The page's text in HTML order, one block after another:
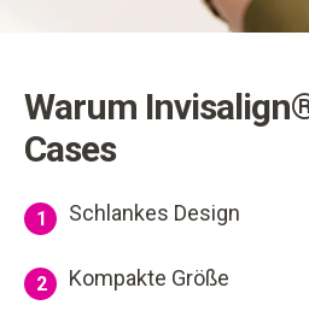
Warum
Cases
1 Schlankes Design
2 Kompakte Größe